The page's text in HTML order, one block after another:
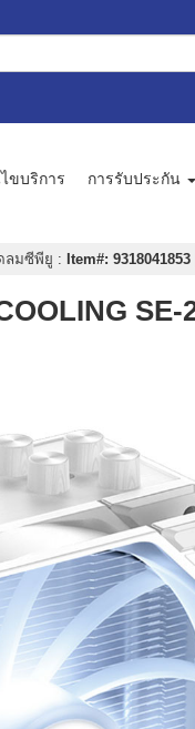
ขบริการ การรับประกัน
ลมซีพียู : Item#:
SE-